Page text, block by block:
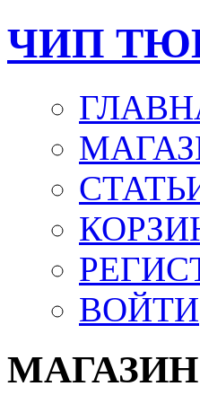
ЧИП
ВОЙТИ
МАГАЗИН